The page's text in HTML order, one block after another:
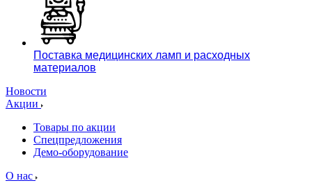
Поставка медицинских ламп и расходных
материалов
Новости
Акции
Товары по акции
Спецпредложения
Демо-оборудование
О нас